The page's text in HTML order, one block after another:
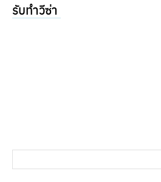
รับทำวีซ่า